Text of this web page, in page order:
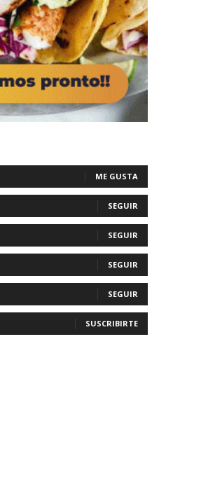
ME GUSTA
SEGUIR
SEGUIR
SEGUIR
SEGUIR
SUSCRIBIRTE